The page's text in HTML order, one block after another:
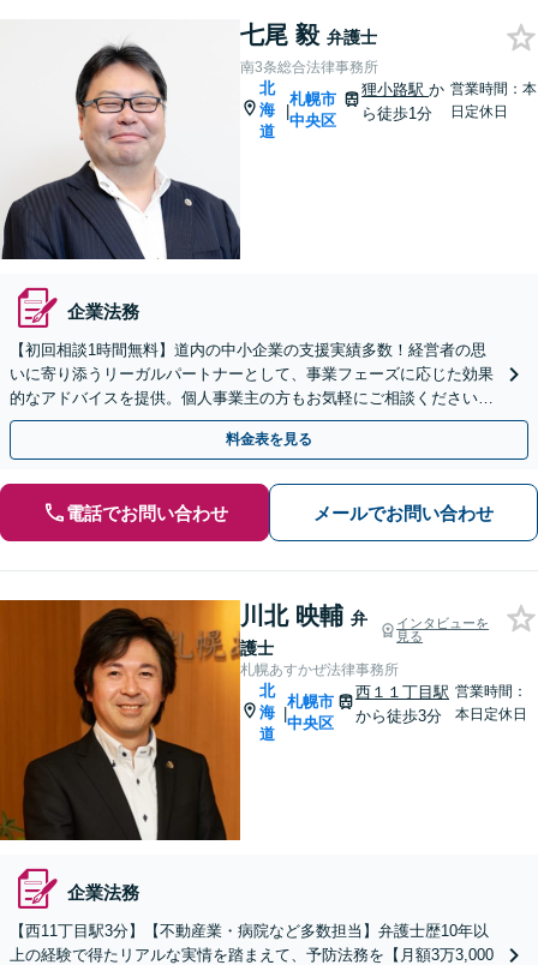
七尾 毅 弁護士
南3条総合法律事務所
北
海
道
|
札幌市
中央区
狸小路駅か
ら徒歩1分
営業時間：本
日定休日
企業法務
【初回相談1時間無料】道内の中小企業の支援実績多数！経営者の思
いに寄り添うリーガルパートナーとして、事業フェーズに応じた効果
的なアドバイスを提供。個人事業主の方もお気軽にご相談ください
【顧問契約OK】【休日・夜間面談OK】【すすきの駅2分】
料金表を見る
電話でお問い合わせ メールでお問い合わせ
川北 映輔 弁
護士
インタビューを
見る
札幌あすかぜ法律事務所
北
海
道
|
札幌市
中央区
西１１丁目駅
から徒歩3分
営業時間：
本日定休日
企業法務
【西11丁目駅3分】【不動産業・病院など多数担当】弁護士歴10年以
上の経験で得たリアルな実情を踏まえて、予防法務を【月額3万3,000